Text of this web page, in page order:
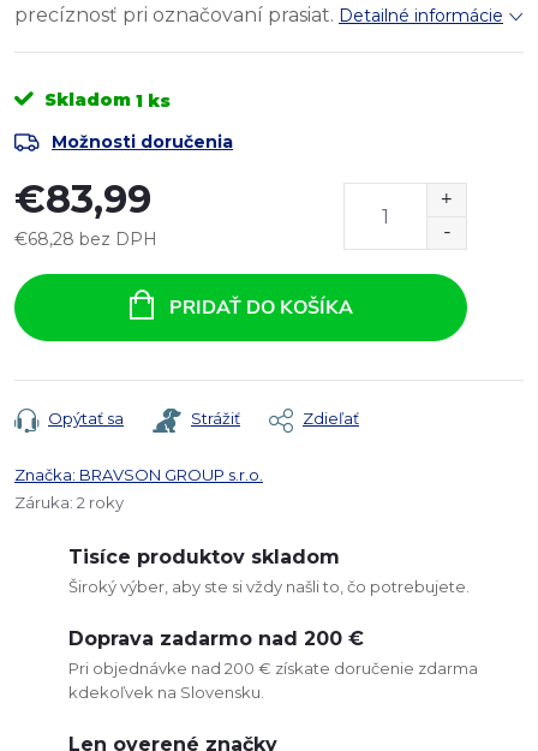
precíznosť pri označovaní prasiat. Detailné informácie
Skladom 1 ks
Možnosti doručenia
€83,99
€68,28 bez DPH
cena:
PRIDAŤ DO KOŠÍKA
Opýtať sa Strážiť Zdieľať
Značka: BRAVSON GROUP s.r.o.
Záruka: 2 roky
Tisíce produktov skladom
Široký výber, aby ste si vždy našli to, čo potrebujete.
Doprava zadarmo nad 200 €
Pri objednávke nad 200 € získate doručenie zdarma
kdekoľvek na Slovensku.
Len overené značky